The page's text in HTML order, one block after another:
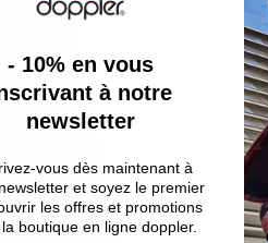
- 10% en vous
à notre
newsletter
vous dès maintenant à
et soyez le premier
les offres et promotions
boutique en ligne doppler.